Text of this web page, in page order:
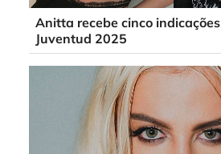
Anitta recebe cinco
Juventud 2025